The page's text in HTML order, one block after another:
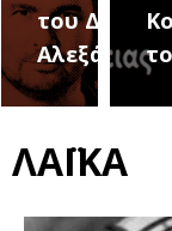
του Δήμου
ΛΑΪΚΑ